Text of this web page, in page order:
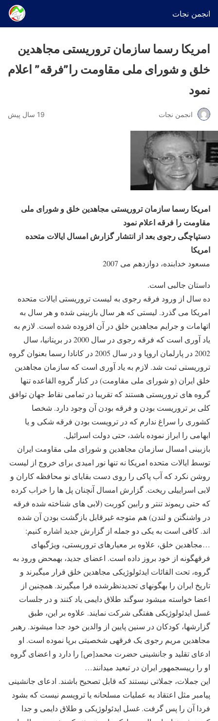
انجمن نجات
امریکا رسما سازمان تروریستی مجاهدین
خلق و شورای ملی مقاومت را”فرقه” اعلام
نمود
انجمن نجات 19 سال پیش
امریکا رسما سازمان تروریستی مجاهدین خلق و شورای ملی
مقاومت را فرقه اعلام نمود
دستپاچگی رجوی بعد از انتشار گزارش امسال ایالات متحده
امریکا
مسعود خدابنده، دوازدهم می 2007
داستان جالبی است.
ده سال از ورود فرقه رجوی به لیست تروریستی ایالات متحده
امریکا می گذرد. لیستی که هر سال بازبینی شده و هر سال به
اتهامات و جرایم مجاهدین خلق در آن افزوده شده است. لازم به
یاد آوری است که فرقه رجوی در سال 2000 در بریتانیا، سال
2002 در پارلمان اروپا و در سال 2005 در کانادا رسما بعنوان گروه
تروریستی ثبت شد. لازم به یاد آوری است که سازمان مجاهدین
خلق ایران (و شورای ملی مقاومت) در کنار گروه القاعده تنها
گروه های تروریستی هستند که تقریبا در تمامی نقاط جهان توافق
کلی بر تروریست بودن و فرقه بودن آن وجود دارد. شخصا
کشوری را سراغ ندارم که در ترویست بودن فرقه شکی و یا
ابهامی را ابراز نموده باشد، حتی دولت اسرائیل.
بازبینی امسال سازمان مجاهدین و شورای ملی مقاومت ایران
توسط ایالات متحده امریکا نه تنها نور امیدی برای خروج از لیست
روشن نکرد که آب پاکی را روی دست بقایای نو محافظه کاران و
لابی اسراییلی ریخت. گزارش امسال آنچنان پل ها را خراب کرده
که حتی ریموند تنتر و رابین کوربت (لابی های شناخته شده فرقه
در واشنگتن و لندن) هم متوجه غیرقابل بازگشت بودن آن شده
اند. کافی است به یکی دو جمله از گزارش جدید اشاره کنیم:
…مجاهدین خلق، علاوه بر معیارهای تروریستی، ویژگی⁯های
فرقه⁯گونه از خود بروز داده است. اعضای جدید، به⁯محض ورود به
گروه، تحت القائات ایدئولوژیکی مجاهدین خلق قرار می⁯گیرند و
تاریخ ایران را به⁯گونه⁯ای تجدیدنظرشده فرا می⁯گیرند. همچنین از
اعضا خواسته می⁯شود سوگند طلاق دایمی یاد کنند و در جلسات
غسل ایدئولوژیکی هفتگی شرکت نمایند. علاوه بر این، طبق
گزارش⁯ها، کودکان در سنین پایین از والدین خود جدا می⁯شوند. رهبر
مجاهدین مریم رجوی یک فرقه⁯ی شخصیتی برپا نموده است. او
ادعای تقلید و جانشینی حضرت محمد[ص] را دارد و اعضای گروه
او را رییس⁯جمهور ایران در تبعید می⁯دانند…
این جملات، جملاتی نیستند که قابل تصحیح باشند. ادعای جانشینی
پیامبر مثل اعتقاد به عملیات مسلحانه یا ترویسم نیست که بشود
فردا آن را پس گرفت. غسل ایدئولوژیکی و طلاق دایمی و جدا